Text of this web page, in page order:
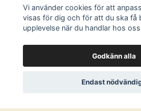
Vi använder cookies för att
visas för dig och för att du ska få
upplevelse när du handlar hos
Godkänn alla
Endast